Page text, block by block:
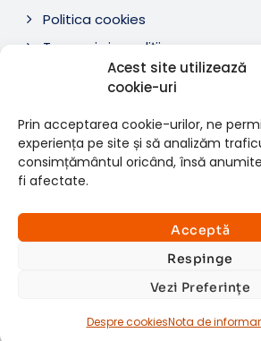
Acest site utilizează
cookie-uri
Prin acceptarea cookie-urilor, ne
experiența pe site și să analizăm
consimțământul oricând, însă
fi afectate.
Acceptă
Respinge
Vezi Preferințe
Despre cookiesNota de
Politica cookies
Termeni si condiții
Soluționare litigii
rezervate.
Website dezvoltat de:www.t-web.ro
Consultații si
Află detalii